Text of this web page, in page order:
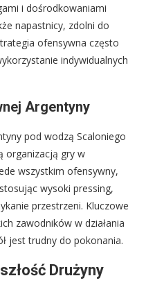
i dośrodkowaniami
napastnicy, zdolni do
ofensywna często
indywidualnych
Argentyny
pod wodzą Scaloniego
organizacją gry w
wszystkim ofensywny,
wysoki pressing,
przestrzeni. Kluczowe
zawodników w działania
jest trudny do pokonania.
Drużyny